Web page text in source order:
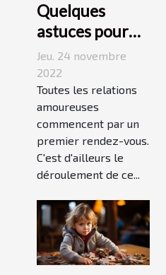
Quelques
astuces pour
réussir son
premier
rendez-vous
Jeu. 24 novembre
2022
Toutes les relations
amoureuses
commencent par un
premier rendez-vous.
C'est d'ailleurs le
déroulement de ce...